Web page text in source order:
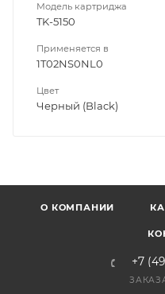
Модель картриджа
TK-5150
Применяется в
1T02NS0NL0
Цвет
Черный (Black)
О КОМПАНИИ
+7